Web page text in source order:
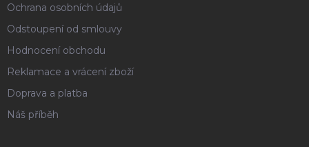
Ochrana osobních údajů
Odstoupení od smlouvy
Hodnocení obchodu
Reklamace a vrácení zboží
Doprava a platba
Náš příběh